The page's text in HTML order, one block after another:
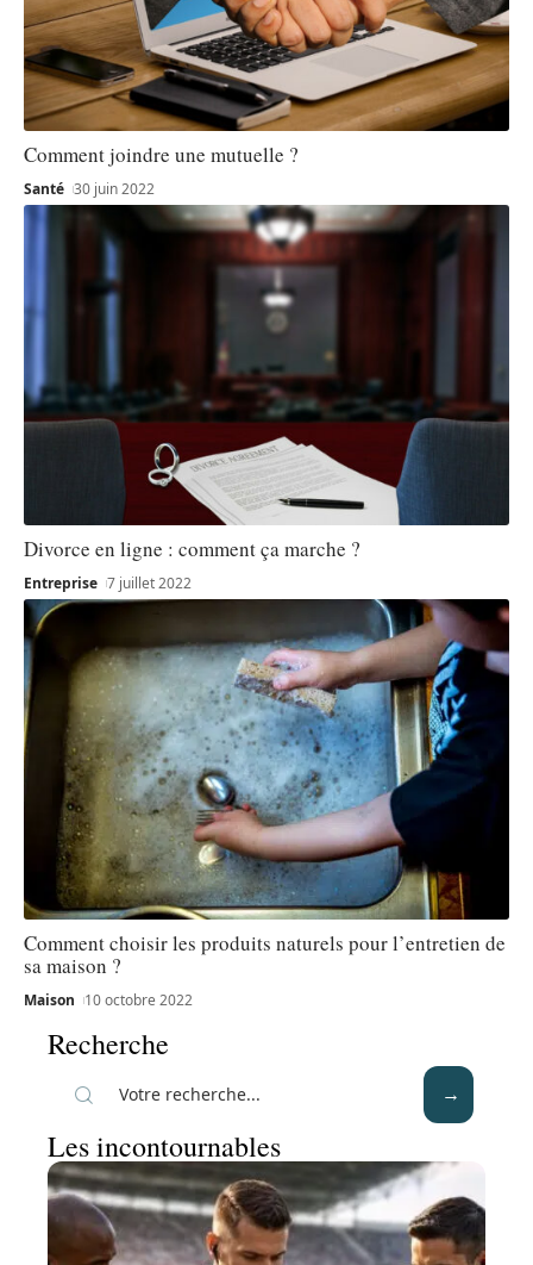
Comment joindre une mutuelle ?
Santé 30 juin 2022
Divorce en ligne : comment ça marche ?
Entreprise 7 juillet 2022
Comment choisir les produits naturels pour l’entretien de
sa maison ?
Maison 10 octobre 2022
Recherche
Les incontournables